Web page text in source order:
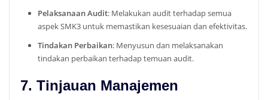
Pelaksanaan Audit: Melakukan audit terhadap semua
aspek SMK3 untuk memastikan kesesuaian dan efektivitas.
Tindakan Perbaikan: Menyusun dan melaksanakan
tindakan perbaikan terhadap temuan audit.
7. Tinjauan Manajemen